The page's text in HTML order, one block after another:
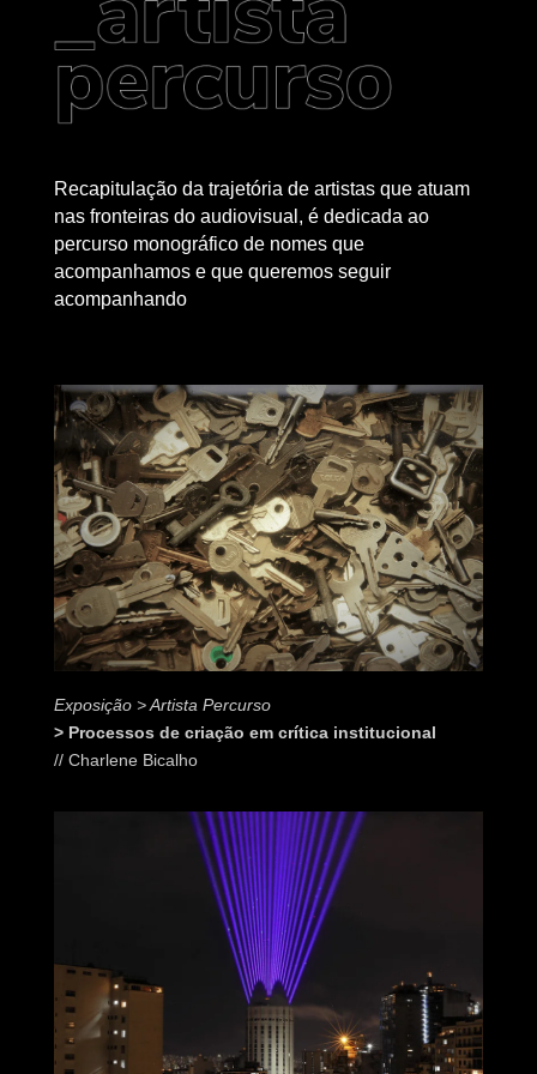
Recapitulação da trajetória de artistas que atuam
nas fronteiras do audiovisual, é dedicada ao
percurso monográfico de nomes que
acompanhamos e que queremos seguir
acompanhando
Exposição > Artista Percurso
> Processos de criação em crítica institucional
// Charlene Bicalho